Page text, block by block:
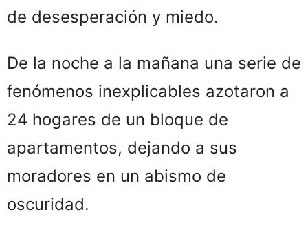
de desesperación y miedo.
De la noche a la mañana una serie de
fenómenos inexplicables azotaron a
24 hogares de un bloque de
apartamentos, dejando a sus
moradores en un abismo de
oscuridad.